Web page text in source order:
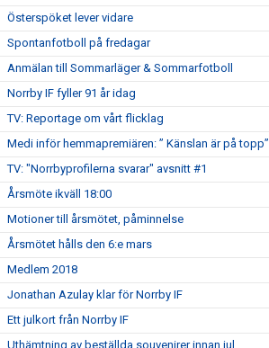
Österspöket lever vidare
Spontanfotboll på fredagar
Anmälan till Sommarläger & Sommarfotboll
Norrby IF fyller 91 år idag
TV: Reportage om vårt flicklag
Medi inför hemmapremiären: ” Känslan är på topp”
TV: "Norrbyprofilerna svarar" avsnitt #1
Årsmöte ikväll 18:00
Motioner till årsmötet, påminnelse
Årsmötet hålls den 6:e mars
Medlem 2018
Jonathan Azulay klar för Norrby IF
Ett julkort från Norrby IF
Uthämtning av beställda souvenirer innan jul